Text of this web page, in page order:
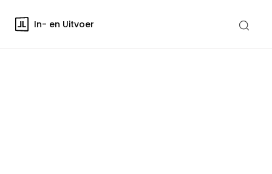
In- en Uitvoer